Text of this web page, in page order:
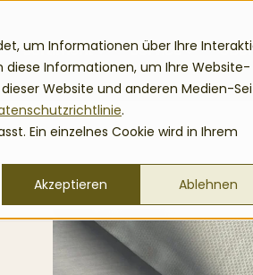
um Informationen über Ihre
diese Informationen, um Ihre Website-
Website und anderen Medien-
.
Ein einzelnes Cookie wird in Ihrem
Akzeptieren
Ablehnen
Sortiment Service